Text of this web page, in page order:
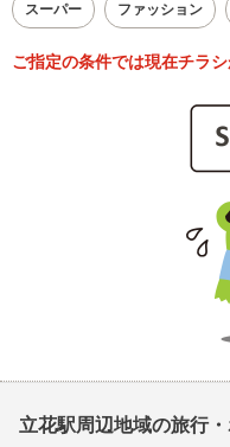
スーパー ファッション
ご指定の条件では現在チラシ
立花駅周辺地域の旅行